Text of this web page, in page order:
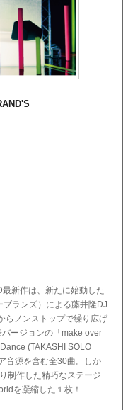
新作は、新たに始動した
ブランズ）による藤井隆DJ
らノンストップで繰り広げ
ージョンの「make over
(TAKASHI SOLO
音源を含む全30曲。しか
制作した精巧なステージ
を凝縮した１枚！